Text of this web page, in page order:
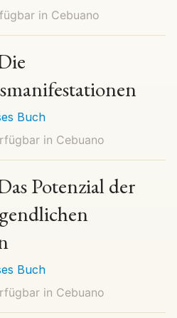
in Cebuano
Buch
in Cebuano
Potenzial der
Buch
in Cebuano